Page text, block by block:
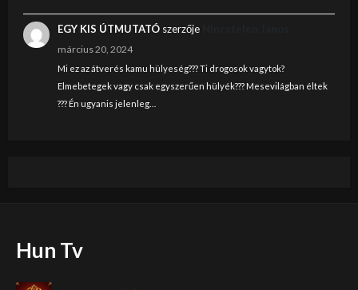
EGY KIS ÚTMUTATÓszerzője
március 20, 2024
Mi ez az átverés kamu hülyeség??? Ti drogosok vagytok?
Elmebetegek vagy csak egyszerűen hülyék??? Mesevilágban éltek
??? Én ugyanis jelenleg…
Hun Tv